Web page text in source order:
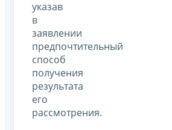
указав
в
заявлении
предпочтительный
способ
получения
результата
его
рассмотрения.